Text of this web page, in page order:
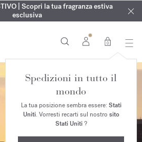
nuova fragranza OUDvelvet moodnel
tuo ordine*
| Su tutte le fragranze e gli oli per il
fino al 9 agosto
| Scopri la tua fragranza estiva
esclusiva
0
Spedizioni in tutto il
mondo
La tua posizione sembra essere: Stati
Uniti. Vorresti recarti sul nostro sito
Stati Uniti?